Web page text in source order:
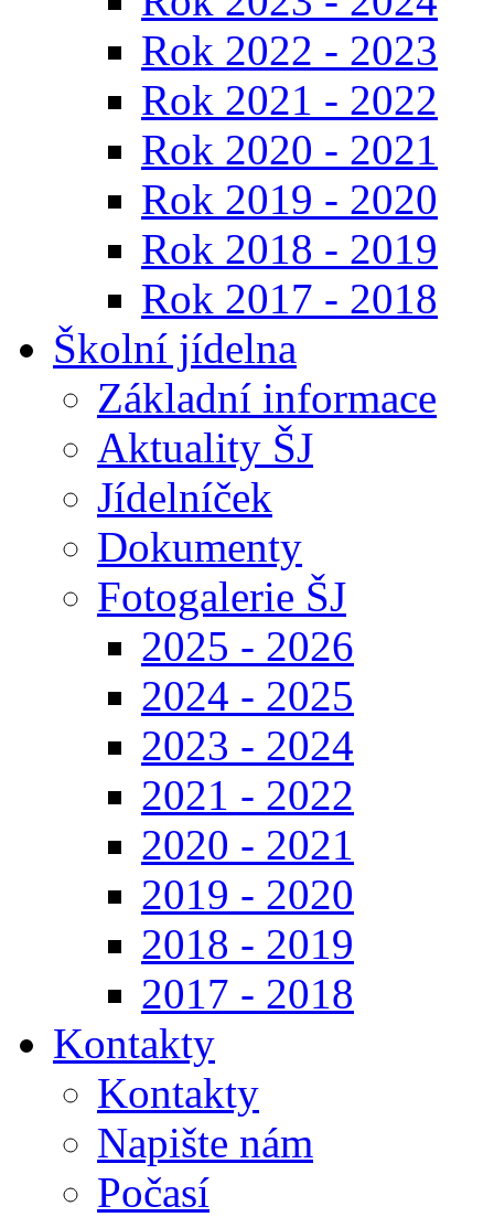
Rok 2022 - 2023
Rok 2021 - 2022
Rok 2020 - 2021
Rok 2019 - 2020
Rok 2018 - 2019
Rok 2017 - 2018
Školní jídelna
Základní informace
Aktuality ŠJ
Jídelníček
Dokumenty
Fotogalerie ŠJ
2025 - 2026
2024 - 2025
2023 - 2024
2021 - 2022
2020 - 2021
2019 - 2020
2018 - 2019
2017 - 2018
Kontakty
Kontakty
Napište nám
Počasí